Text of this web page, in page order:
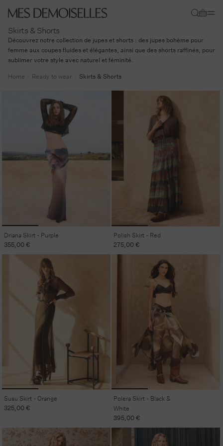
Skip to
content
Cart
Skirts & Shorts
Découvrez notre collection de jupes et shorts : des jupes bohème pour
femme aux coupes fluides et élégantes, ainsi que des shorts raffinés, pour
sublimer votre style avec naturel et féminité.
Home
Ready to wear Skirts & Shorts
Driana Skirt - Purple
Regular
price
355,00 €
Polish Skirt - Red
Regular
price
275,00 €
Susu Skirt - Orange
Regular
325,00 €
Polera Skirt - Black &
White
Regular
price
395,00 €